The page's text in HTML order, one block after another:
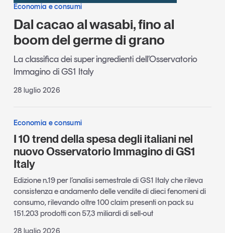
Economia e consumi
Dal cacao al wasabi, fino al
boom del germe di grano
La classifica dei super ingredienti dell’Osservatorio
Immagino di GS1 Italy
28 luglio 2026
Economia e consumi
I 10 trend della spesa degli italiani nel
nuovo Osservatorio Immagino di GS1
Italy
Edizione n.19 per l’analisi semestrale di GS1 Italy che rileva
consistenza e andamento delle vendite di dieci fenomeni di
consumo, rilevando oltre 100 claim presenti on pack su
151.203 prodotti con 57,3 miliardi di sell-out
28 luglio 2026